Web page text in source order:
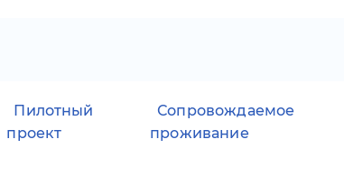
Пилотный
проект
Сопровождаемое
проживание